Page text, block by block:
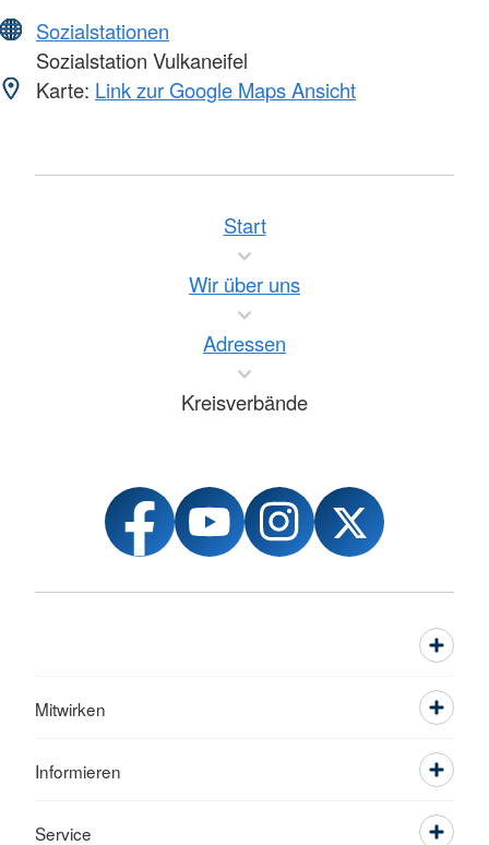
Sozialstationen
Sozialstation Vulkaneifel
Karte: Link zur Google Maps Ansicht
Start
Wir über uns
Adressen
Kreisverbände
Mitwirken
Informieren
Service